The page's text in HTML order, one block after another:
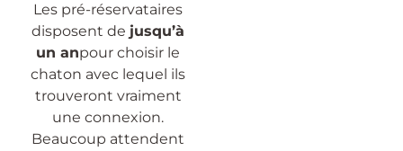
Les pré-réservataires
disposent de jusqu’à
un anpour choisir le
chaton avec lequel ils
trouveront vraiment
une connexion.
Beaucoup attendent